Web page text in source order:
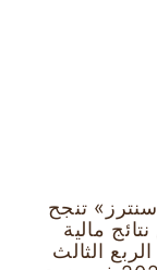
تنجح
مالية
الثالث